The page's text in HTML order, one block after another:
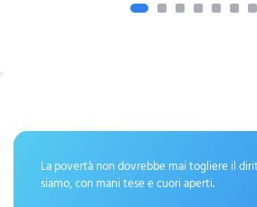
La povertà non dovrebbe mai togliere il
siamo, con mani tese e cuori aperti.